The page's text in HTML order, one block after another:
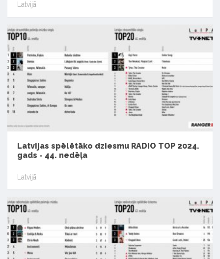
Latvijā
Latvijas spēlētāko dziesmu RADIO TOP 2024.
gads - 44. nedēļa
Latvijā